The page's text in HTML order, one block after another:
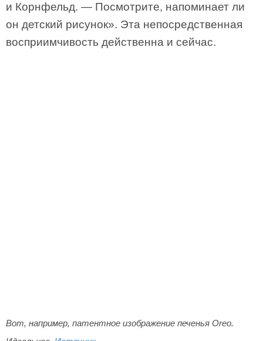
и Корнфельд. — Посмотрите, напоминает ли
он детский рисунок». Эта непосредственная
восприимчивость действенна и сейчас.
Вот, например, патентное изображение печенья Oreo.